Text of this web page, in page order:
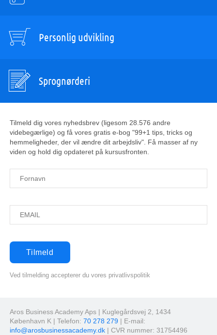
Personlig udvikling
Sprognørderi
Tilmeld dig vores nyhedsbrev (ligesom 28.576 andre
videbegærlige) og få vores gratis e-bog "99+1 tips, tricks og
hemmeligheder, der vil ændre dit arbejdsliv". Få masser af ny
viden og hold dig opdateret på kursusfronten.
Ved tilmelding accepterer du vores privatlivspolitik
Aros Business Academy Aps | Kuglegårdsvej 2, 1434
København K | Telefon: 70 278 279 | E-mail:
info@arosbusinessacademy.dk | CVR nummer: 31754496